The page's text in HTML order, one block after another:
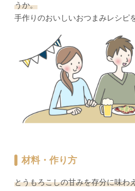
うか。
手作りのおいしいおつまみレシピ
材料・作り方
とうもろこしの甘みを存分に味わ